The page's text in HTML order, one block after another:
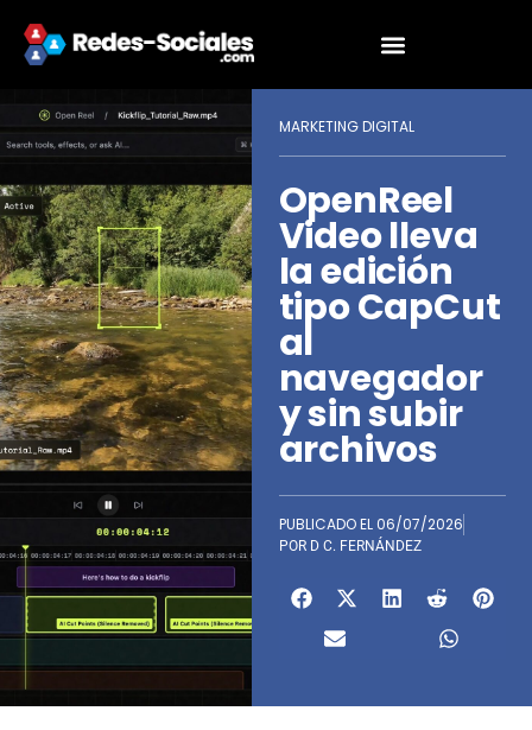
MARKETING DIGITAL
OpenReel
Video lleva
la edición
tipo CapCut
al
navegador
y sin subir
archivos
PUBLICADO EL 06/07/2026
POR D C. FERNÁNDEZ